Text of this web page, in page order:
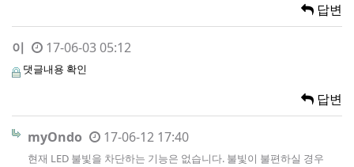
답변
이 17-06-03 05:12
댓글내용 확인
답변
myOndo 17-06-12 17:40
현재 LED 불빛을 차단하는 기능은 없습니다. 불빛이 불편하실 경우